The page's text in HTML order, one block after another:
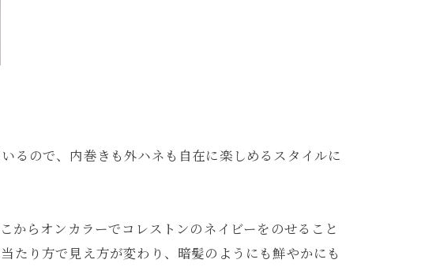
るので、内巻きも外ハネも自在に楽しめるスタイルに
からオンカラーでコレストンのネイビーをのせること
たり方で見え方が変わり、暗髪のようにも鮮やかにも